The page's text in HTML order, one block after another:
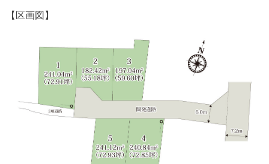
【区画図】